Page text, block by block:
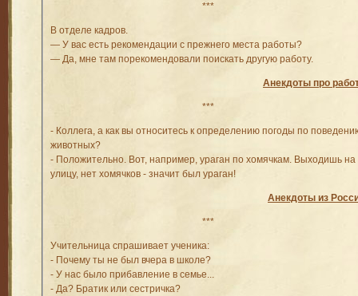
***
В отделе кадров.
— У вас есть рекомендации с прежнего места работы?
— Да, мне там порекомендовали поискать другую работу.
Анекдоты про
***
- Коллега, а как вы относитесь к определению погоды по
животных?
- Положительно. Вот, например, ураган по хомячкам. Выходишь на
улицу, нет хомячков - значит был ураган!
Анекдоты из
***
Учительница спрашивает ученика:
- Почему ты не был вчера в школе?
- У нас было прибавление в семье...
- Да? Братик или сестричка?